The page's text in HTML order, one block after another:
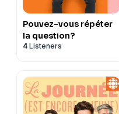
Pouvez-vous répéter
la question?
4 Listeners